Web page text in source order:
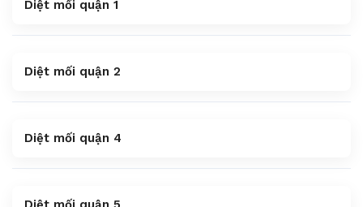
Diệt mối quận 1
Diệt mối quận 2
Diệt mối quận 4